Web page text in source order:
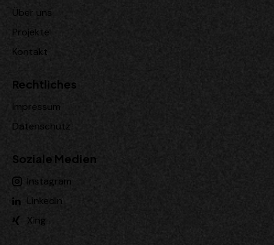
Über uns
Projekte
Kontakt
Rechtliches
Impressum
Datenschutz
Soziale Medien
Instagram
LinkedIn
Xing